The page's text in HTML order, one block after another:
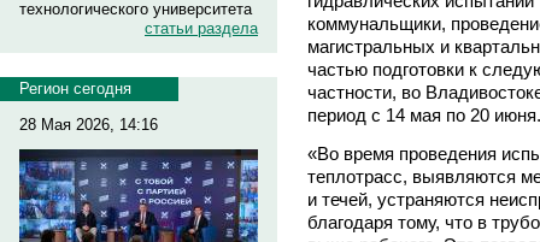
технологического университета
статьи раздела
Регион сегодня
28 Мая 2026, 14:16
коммунальщики,
магистральных и
частью подготовки к
частности, во
период с 14 мая по 20 июня.
«Во время проведения
теплотрасс, выявляются
и течей, устраняются
благодаря тому, что в